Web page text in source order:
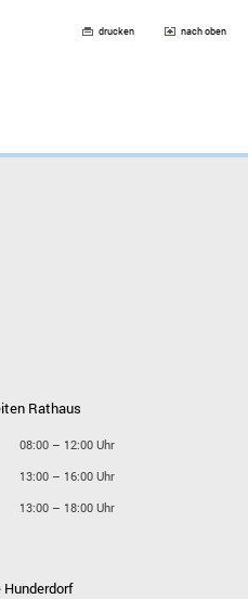
drucken nach oben
Rathaus
08:00 – 12:00 Uhr
13:00 – 16:00 Uhr
13:00 – 18:00 Uhr
Hunderdorf